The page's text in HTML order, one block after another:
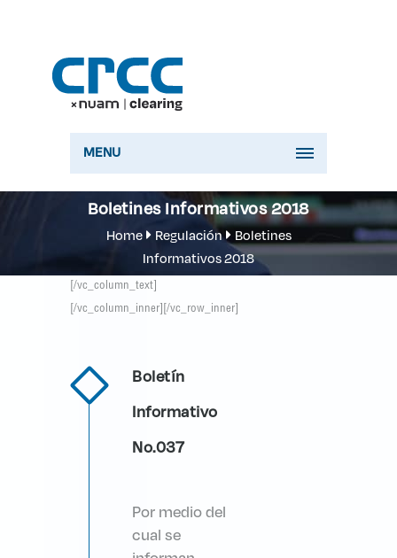
MENU
Boletines Informativos 2018
Home Regulación
Boletines
Informativos 2018
[/vc_column_text]
[/vc_column_inner][/vc_row_inner]
Boletín
Informativo
No.037
Por medio del
cual se